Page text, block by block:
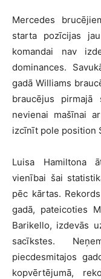
Mercedes
starta pozīcijas
komandai nav
dominances.
gadā Williams
braucējus
nevienai mašīnai
izcīnīt pole position
Luisa Hamiltona
vienībai šai
pēc kārtas.
gadā, pateicoties
Barikello, izdevās
sacīkstes.
piecdesmitajos
kopvērtējumā,